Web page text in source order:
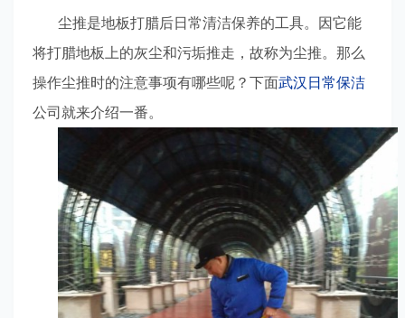
尘推是地板打腊后日常清洁保养的工具。因它能
将打腊地板上的灰尘和污垢推走，故称为尘推。那么
操作尘推时的注意事项有哪些呢？下面武汉日常保洁
公司就来介绍一番。